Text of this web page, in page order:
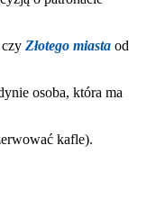
czy Złotego miasta od
osoba, która ma
kafle).